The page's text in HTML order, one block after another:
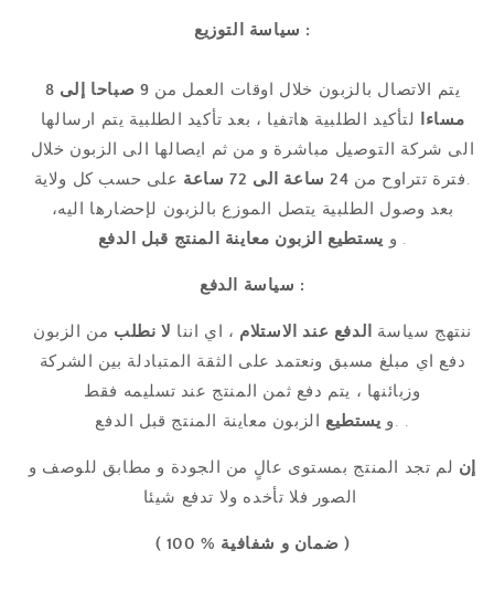
سياسة التوزيع :
يتم الاتصال بالزبون خلال اوقات العمل من
9 صباحا إلى 8
مساءا لتأكيد الطلبية هاتفيا ، بعد تأكيد الطلبية يتم ارسالها
الى شركة التوصيل مباشرة و من ثم ايصالها الى الزبون خلال
فترة تتراوح من 24 ساعة الى 72 ساعة
على حسب كل ولاية.
بعد وصول الطلبية يتصل الموزع بالزبون لإحضارها اليه،
و يستطيع الزبون معاينة المنتج قبل الدفع .
سياسة الدفع :
ننتهج سياسة الدفع عند الاستلام ، اي اننا لا نطلب من الزبون
دفع اي مبلغ مسبق ونعتمد على الثقة المتبادلة بين الشركة
وزبائنها ، يتم دفع ثمن المنتج عند تسليمه فقط
.و يستطيع الزبون معاينة المنتج قبل الدفع .
إن لم تجد المنتج بمستوى عالٍ من الجودة و مطابق للوصف و
( ضمان و شفافية % 100 )